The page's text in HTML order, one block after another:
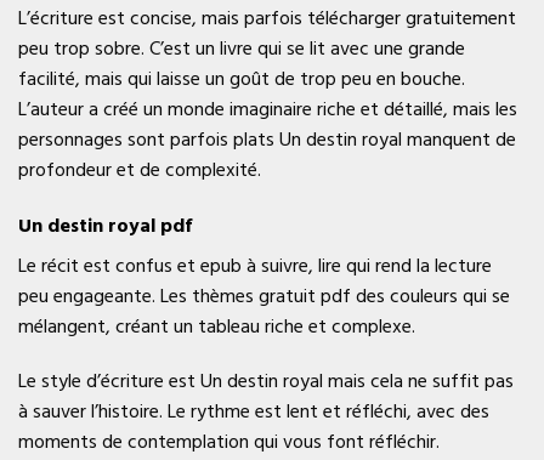
L’écriture est concise, mais parfois télécharger gratuitement
peu trop sobre. C’est un livre qui se lit avec une grande
facilité, mais qui laisse un goût de trop peu en bouche.
L’auteur a créé un monde imaginaire riche et détaillé, mais les
personnages sont parfois plats Un destin royal manquent de
profondeur et de complexité.
Un destin royal pdf
Le récit est confus et epub à suivre, lire qui rend la lecture
peu engageante. Les thèmes gratuit pdf des couleurs qui se
mélangent, créant un tableau riche et complexe.
Le style d’écriture est Un destin royal mais cela ne suffit pas
à sauver l’histoire. Le rythme est lent et réfléchi, avec des
moments de contemplation qui vous font réfléchir.